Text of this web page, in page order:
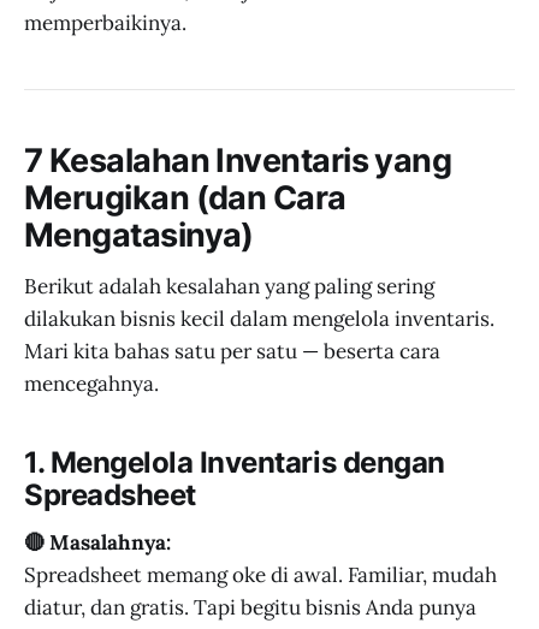
memperbaikinya.
7 Kesalahan Inventaris yang
Merugikan (dan Cara
Mengatasinya)
Berikut adalah kesalahan yang paling sering
dilakukan bisnis kecil dalam mengelola inventaris.
Mari kita bahas satu per satu — beserta cara
mencegahnya.
1. Mengelola Inventaris dengan
Spreadsheet
🔴 Masalahnya:
Spreadsheet memang oke di awal. Familiar, mudah
diatur, dan gratis. Tapi begitu bisnis Anda punya